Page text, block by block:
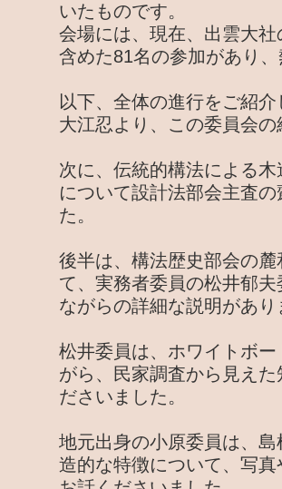
いたものです。
会場には、現在、出雲大
含めた81名の参加があり
以下、全体の進行をご紹
大江忍より、この委員会
次に、伝統的構法による
について設計法部会主査
た。
後半は、構法歴史部会の
て、実務者委員の松井郁
ながらの詳細な説明があり
松井委員は、ホワイトボ
がら、民家調査から見え
ださいました。
地元出身の小原委員は、
造的な特徴について、写